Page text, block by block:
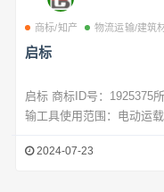
商标/知产 物流运输/建筑
启标
启标 商标ID号：1925375所属类别：第12类-运
输工具使用范围：电动运
车,马车,运载工具用轮胎,
2024-07-23